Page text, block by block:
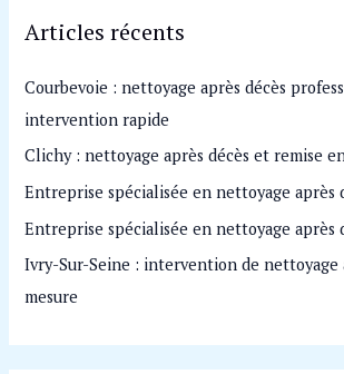
e
c
h
e
r
:
Articles récents
Courbevoie : nettoyage après décès
intervention rapide
Clichy : nettoyage après décès et remise
Entreprise spécialisée en nettoyage après
Entreprise spécialisée en nettoyage après
Ivry-Sur-Seine : intervention de nettoyage
mesure